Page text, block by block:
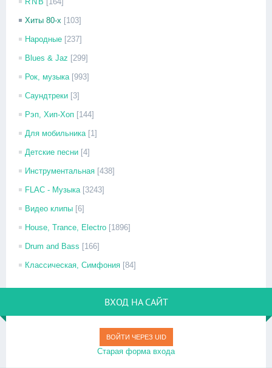
Хиты 80-х [103]
Народные [237]
Blues & Jaz [299]
Рок, музыка [993]
Саундтреки [3]
Рэп, Хип-Хоп [144]
Для мобильника [1]
Детские песни [4]
Инструментальная [438]
FLAC - Музыка [3243]
Видео клипы [6]
House, Trance, Electro [1896]
Drum and Bass [166]
Классическая, Симфония [84]
ВХОД НА САЙТ
ВОЙТИ ЧЕРЕЗ UID
Старая форма входа